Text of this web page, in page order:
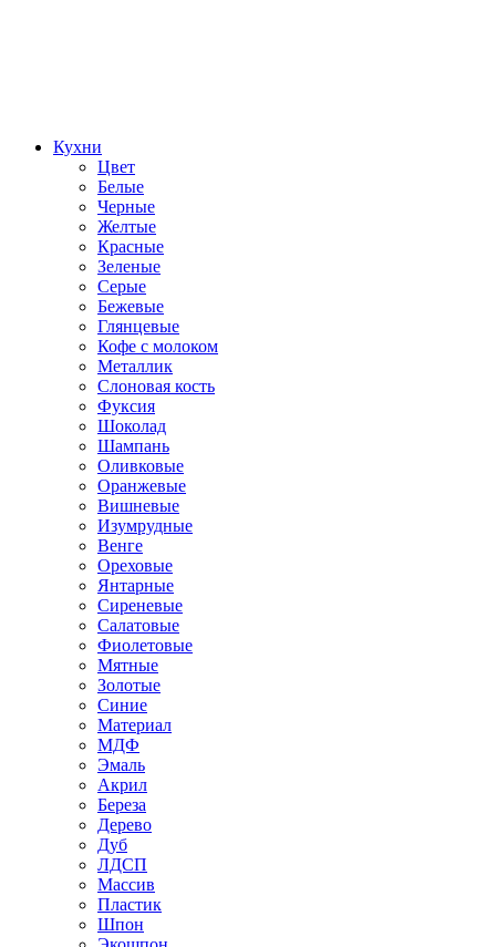
Кухни
Цвет
Белые
Черные
Желтые
Красные
Зеленые
Серые
Бежевые
Глянцевые
Кофе с молоком
Металлик
Слоновая кость
Фуксия
Шоколад
Шампань
Оливковые
Оранжевые
Вишневые
Изумрудные
Венге
Ореховые
Янтарные
Сиреневые
Салатовые
Фиолетовые
Мятные
Золотые
Синие
Материал
МДФ
Эмаль
Акрил
Береза
Дерево
Дуб
ЛДСП
Массив
Пластик
Шпон